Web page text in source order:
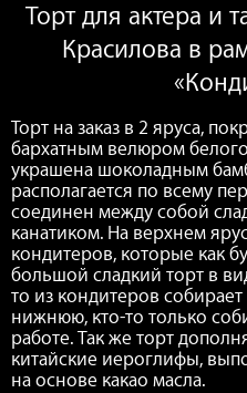
Торт для актера и
Красилова в
Торт на заказ в 2 яруса,
бархатным велюром
украшена шоколадным
располагается по всему
соединен между собой
канатиком. На верхнем
кондитеров, которые как
большой сладкий торт в
то из кондитеров
нижнюю, кто-то только
работе. Так же торт
китайские иероглифы,
на основе какао масла.